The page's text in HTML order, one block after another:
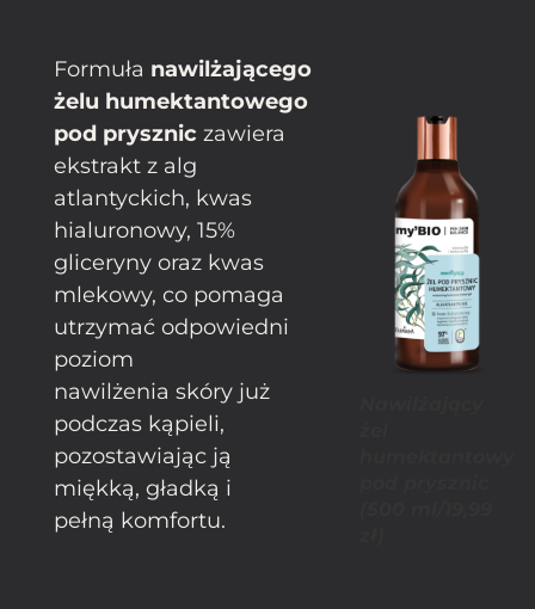
Formuła nawilżającego
żelu humektantowego
pod prysznic zawiera
ekstrakt z alg
atlantyckich, kwas
hialuronowy, 15%
gliceryny oraz kwas
mlekowy, co pomaga
utrzymać odpowiedni
poziom
nawilżenia skóry już
podczas kąpieli,
pozostawiając ją
miękką, gładką i
pełną komfortu.